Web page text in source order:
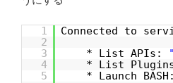
1
Connected to
2
3
* List APIs:
4
* List
5
* Launch